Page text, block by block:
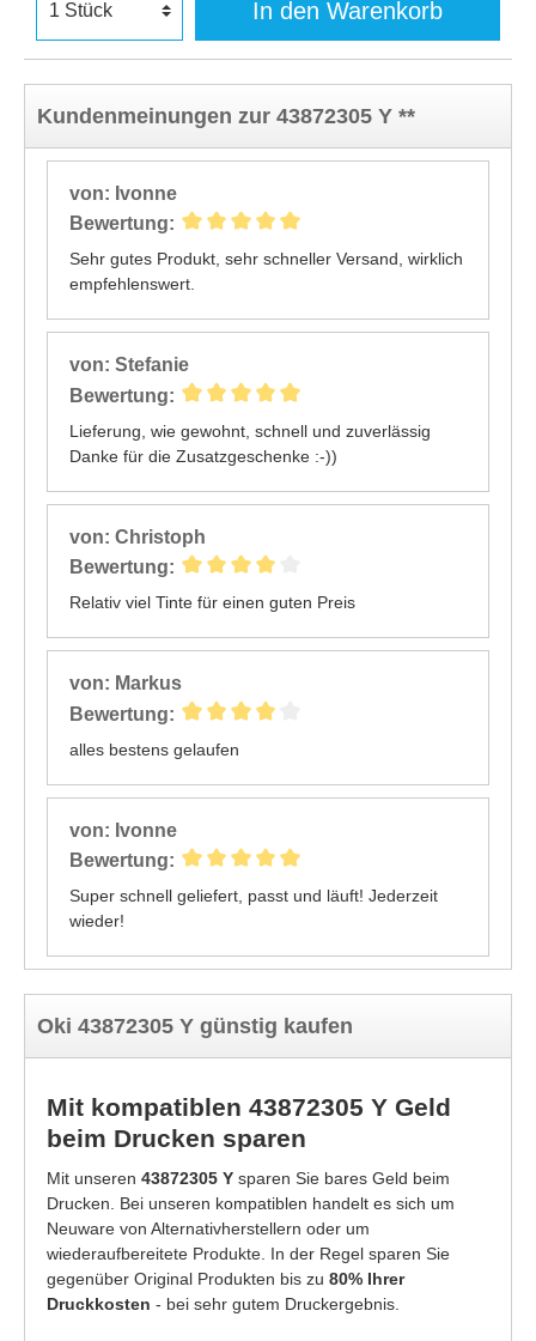
In den Warenkorb
Kundenmeinungen zur 43872305 Y **
von: Ivonne
Bewertung:
Sehr gutes Produkt, sehr schneller Versand, wirklich
empfehlenswert.
von: Stefanie
Bewertung:
Lieferung, wie gewohnt, schnell und zuverlässig
Danke für die Zusatzgeschenke :-))
von: Christoph
Bewertung:
Relativ viel Tinte für einen guten Preis
von: Markus
Bewertung:
alles bestens gelaufen
von: Ivonne
Bewertung:
Super schnell geliefert, passt und läuft! Jederzeit
wieder!
Oki 43872305 Y günstig kaufen
Mit kompatiblen 43872305 Y Geld
beim Drucken sparen
Mit unseren 43872305 Y sparen Sie bares Geld beim
Drucken. Bei unseren kompatiblen handelt es sich um
Neuware von Alternativherstellern oder um
wiederaufbereitete Produkte. In der Regel sparen Sie
gegenüber Original Produkten bis zu 80% Ihrer
Druckkosten - bei sehr gutem Druckergebnis.